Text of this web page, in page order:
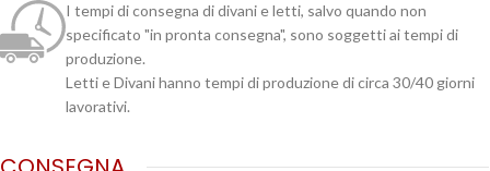
I tempi di consegna di divani e letti, salvo quando non
specificato "in pronta consegna", sono soggetti ai tempi di
produzione.
Letti e Divani hanno tempi di produzione di circa 30/40 giorni
lavorativi.